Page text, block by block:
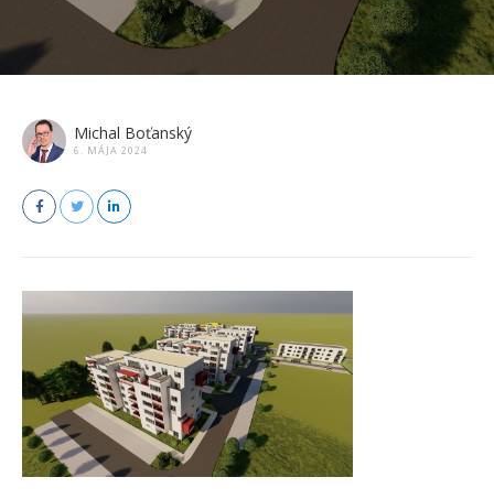
Michal Boťanský
6. MÁJA 2024